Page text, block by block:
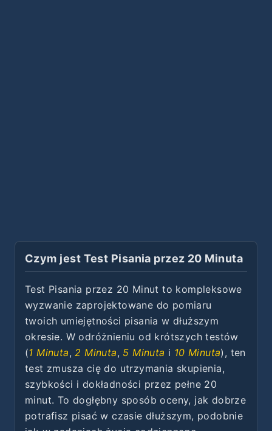
Czym jest Test Pisania przez 20 Minuta
Test Pisania przez 20 Minut to kompleksowe
wyzwanie zaprojektowane do pomiaru
twoich umiejętności pisania w dłuższym
okresie. W odróżnieniu od krótszych testów
(1 Minuta, 2 Minuta, 5 Minuta i 10 Minuta), ten
test zmusza cię do utrzymania skupienia,
szybkości i dokładności przez pełne 20
minut. To dogłębny sposób oceny, jak dobrze
potrafisz pisać w czasie dłuższym, podobnie